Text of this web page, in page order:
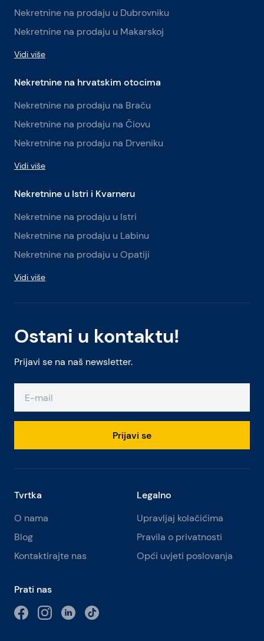
Ostani u kontaktu!
Prijavi se na naš newsletter.
Prijavi se
Nekretnine na prodaju u Dubrovniku
Nekretnine na prodaju u Makarskoj
Vidi više
Nekretnine na hrvatskim otocima
Nekretnine na prodaju na Braču
Nekretnine na prodaju na Čiovu
Nekretnine na prodaju na Drveniku
Vidi više
Nekretnine u Istri i Kvarneru
Nekretnine na prodaju u Istri
Nekretnine na prodaju u Labinu
Nekretnine na prodaju u Opatiji
Vidi više
Tvrtka
O nama
Blog
Kontaktirajte nas
Legalno
Upravljaj kolačićima
Pravila o privatnosti
Opći uvjeti poslovanja
Prati nas